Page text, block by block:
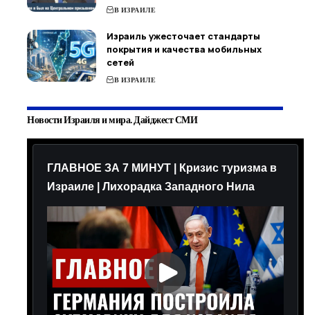
В ИЗРАИЛЕ
Израиль ужесточает стандарты
покрытия и качества мобильных
сетей
В ИЗРАИЛЕ
Новости Израиля и мира. Дайджест СМИ